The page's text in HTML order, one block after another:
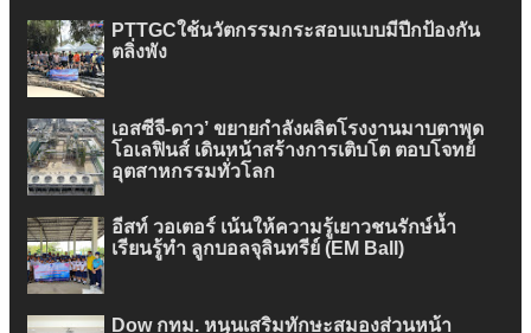
PTTGCใช้นวัตกรรมกระสอบแบบมีปีกป้องกัน
ตลิ่งพัง
เอสซีจี-ดาว’ ขยายกำลังผลิตโรงงานมาบตาพุด
โอเลฟินส์ เดินหน้าสร้างการเติบโต ตอบโจทย์
อุตสาหกรรมทั่วโลก
อีสท์ วอเตอร์ เน้นให้ความรู้เยาวชนรักษ์น้ำ
เรียนรู้ทำ ลูกบอลจุลินทรีย์ (EM Ball)
Dow กทม. หนุนเสริมทักษะสมองส่วนหน้า